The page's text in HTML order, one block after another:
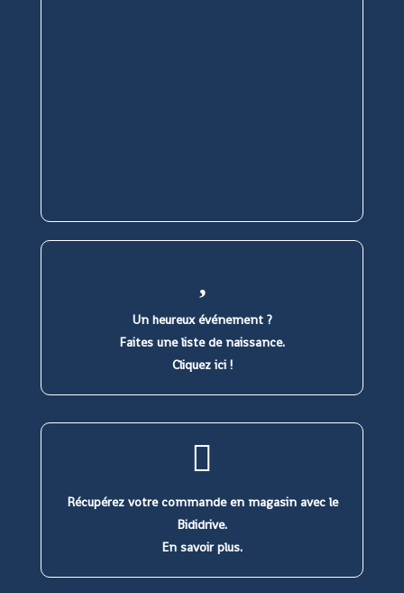
Un heureux événement ?
Faites une liste de naissance.
Cliquez ici !
Récupérez votre commande en magasin avec le
Bididrive.
En savoir plus.